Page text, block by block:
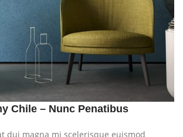
Chile – Nunc Penatibus
dui magna mi scelerisque euismod